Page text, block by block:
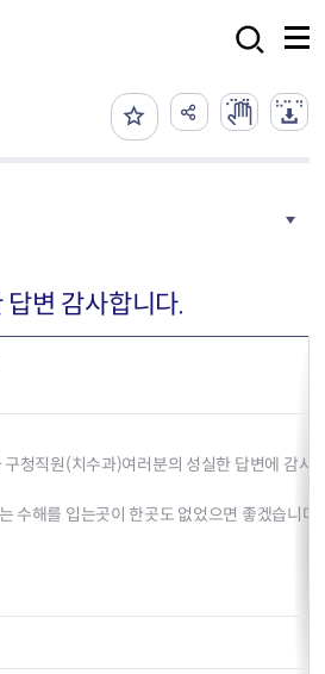
답변 감사합니다.
구청직원(치수과)여러분의 성실한 답변에 감사
수해를 입는곳이 한곳도 없었으면 좋겠습니다.